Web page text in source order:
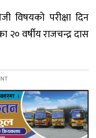
विषयको परीक्षा दिन
वर्षीय राजचन्द्र दास